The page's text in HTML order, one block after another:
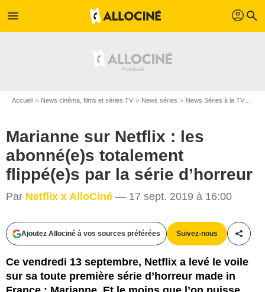
menu profil search
Accueil News cinéma, films et séries TV News séries News Séries à la TV
Marianne sur Netflix : les
abonné(e)s totalement
flippé(e)s par la série d’horreur
Par Netflix x AlloCiné — 17 sept. 2019 à 16:00
Ajoutez Allociné à vos sources préférées Suivez-nous
Ce vendredi 13 septembre, Netflix a levé le voile
sur sa toute première série d’horreur made in